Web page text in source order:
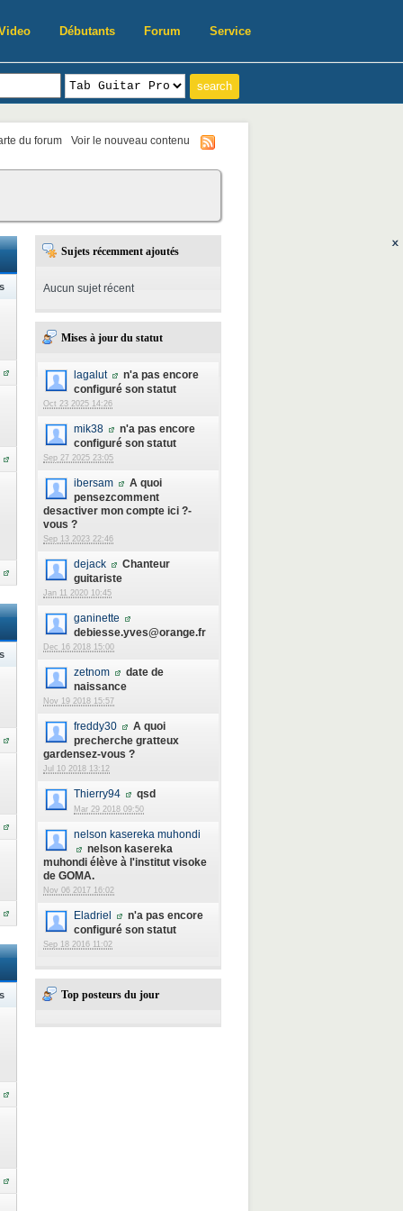
Débutants Forum Service
du forum Voir le nouveau contenu
Sujets récemment ajoutés
Aucun sujet récent
Mises à jour du statut
lagalut
n'a pas encore
configuré son statut
Oct 23 2025 14:26
mik38
n'a pas encore
configuré son statut
Sep 27 2025 23:05
ibersam
A quoi
pensezcomment
desactiver mon compte ici ?-
vous ?
Sep 13 2023 22:46
dejack
Chanteur
guitariste
Jan 11 2020 10:45
ganinette
debiesse.yves@orange.fr
Dec 16 2018 15:00
zetnom
date de
naissance
Nov 19 2018 15:57
freddy30
A quoi
precherche gratteux
gardensez-vous ?
Jul 10 2018 13:12
Thierry94 qsd
Mar 29 2018 09:50
nelson kasereka muhondi
nelson kasereka
muhondi élève à l'institut visoke
de GOMA.
Nov 06 2017 16:02
Eladriel
n'a pas encore
configuré son statut
Sep 18 2016 11:02
Top posteurs du jour